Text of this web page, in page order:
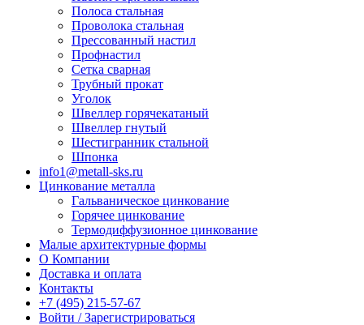
Полоса стальная
Проволока стальная
Прессованный настил
Профнастил
Сетка сварная
Трубный прокат
Уголок
Швеллер горячекатаный
Швеллер гнутый
Шестигранник стальной
Шпонка
info1@metall-sks.ru
Цинкование металла
Гальваническое цинкование
Горячее цинкование
Термодиффузионное цинкование
Малые архитектурные формы
О Компании
Доставка и оплата
Контакты
+7 (495) 215-57-67
Войти / Зарегистрироваться